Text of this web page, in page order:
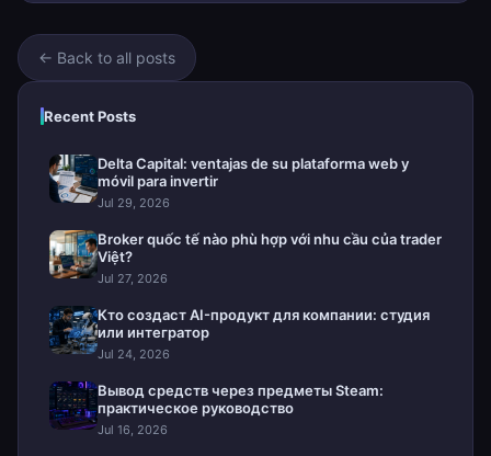
← Back to all posts
Recent Posts
Delta Capital: ventajas de su plataforma web y
móvil para invertir
Jul 29, 2026
Broker quốc tế nào phù hợp với nhu cầu của trader
Việt?
Jul 27, 2026
Кто создаст AI-продукт для компании: студия
или интегратор
Jul 24, 2026
Вывод средств через предметы Steam:
практическое руководство
Jul 16, 2026